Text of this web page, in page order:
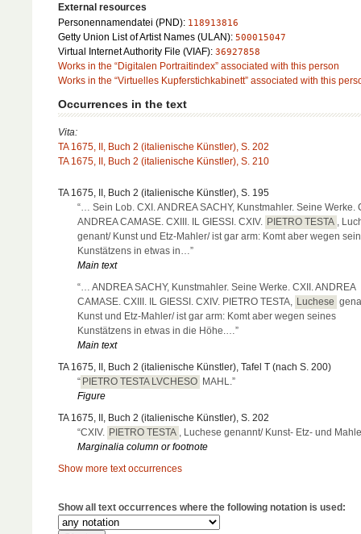
External resources
Personennamendatei (PND): 118913816
Getty Union List of Artist Names (ULAN): 500015047
Virtual Internet Authority File (VIAF): 36927858
Works in the “Digitalen Portraitindex” associated with this person
Works in the “Virtuelles Kupferstichkabinett” associated with this
Occurrences in the text
Vita:
TA 1675, II, Buch 2 (italienische Künstler), S. 202
TA 1675, II, Buch 2 (italienische Künstler), S. 210
TA 1675, II, Buch 2 (italienische Künstler), S. 195
“… Sein Lob. CXI. ANDREA SACHY, Kunstmahler. Seine Werke.
ANDREA CAMASE. CXIII. IL GIESSI. CXIV. PIETRO TESTA ,
genant/ Kunst und Etz-Mahler/ ist gar arm: Komt aber wegen
Kunstätzens in etwas in…”
Main text
“… ANDREA SACHY, Kunstmahler. Seine Werke. CXII. ANDREA
CAMASE. CXIII. IL GIESSI. CXIV. PIETRO TESTA, Luchese
Kunst und Etz-Mahler/ ist gar arm: Komt aber wegen seines
Kunstätzens in etwas in die Höhe.…”
Main text
TA 1675, II, Buch 2 (italienische Künstler), Tafel T (nach S. 200)
“ PIETRO TESTA LVCHESO MAHL.”
Figure
TA 1675, II, Buch 2 (italienische Künstler), S. 202
“CXIV. PIETRO TESTA , Luchese genannt/ Kunst- Etz- und
Marginalia column or footnote
Show more text occurrences
Show all text occurrences where the following notation is used: